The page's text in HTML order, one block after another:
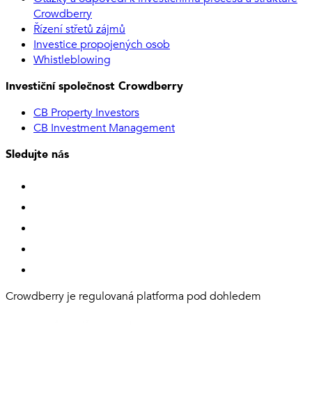
Crowdberry
Řízení střetů zájmů
Investice propojených osob
Whistleblowing
Investiční společnost Crowdberry
CB Property Investors
CB Investment Management
Sledujte nás
Crowdberry je regulovaná platforma pod dohledem